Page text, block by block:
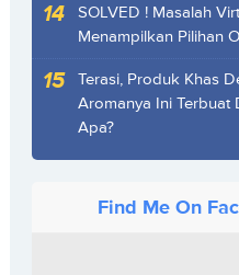
SOLVED ! Masalah
Menampilkan Pilihan
Terasi, Produk Khas
Aromanya Ini Terbuat
Apa?
Find Me On